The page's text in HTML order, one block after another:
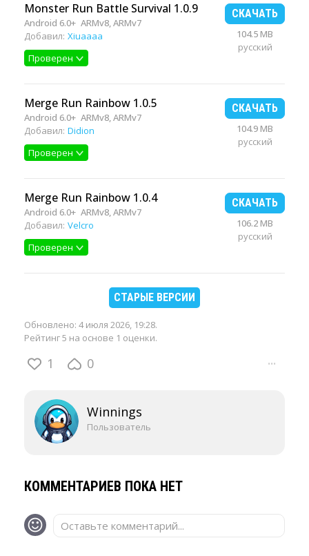
Monster Run Battle Survival 1.0.9
Android 6.0+ ARMv8, ARMv7
Добавил: Xiuaaaa
Проверен
СКАЧАТЬ
104.5 MB
русский
Merge Run Rainbow 1.0.5
Android 6.0+ ARMv8, ARMv7
Добавил: Didion
Проверен
СКАЧАТЬ
104.9 MB
русский
Merge Run Rainbow 1.0.4
Android 6.0+ ARMv8, ARMv7
Добавил: Velcro
Проверен
СКАЧАТЬ
106.2 MB
русский
СТАРЫЕ ВЕРСИИ
Обновлено: 4 июля 2026, 19:28.
Рейтинг 5 на основе 1 оценки.
1 0 ···
Winnings
Пользователь
КОММЕНТАРИЕВ ПОКА НЕТ
Оставьте комментарий...